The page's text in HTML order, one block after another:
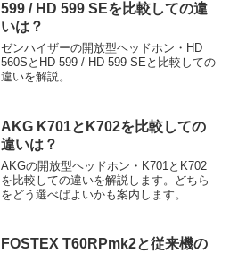
599 / HD 599 SEを比較しての違
いは？
ゼンハイザーの開放型ヘッドホン・HD
560SとHD 599 / HD 599 SEと比較しての
違いを解説。
AKG K701とK702を比較しての
違いは？
AKGの開放型ヘッドホン・K701とK702
を比較しての違いを解説します。どちら
をどう選べばよいかも案内します。
FOSTEX T60RPmk2と従来機の